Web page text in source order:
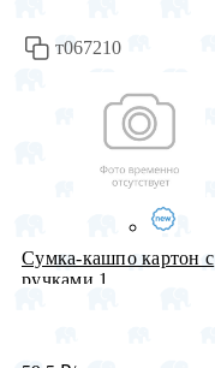
т067210
Сумка-кашпо картон с
ручками 1...